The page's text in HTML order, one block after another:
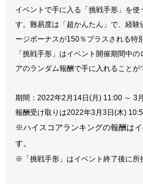
イベントで手に入る「挑戦手形」を
す。難易度は「超かんたん」で、経
ージボーナスが150％プラスされる特
「挑戦手形」はイベント開催期間中
アのランダム報酬で手に入れることが
期間：2022年2月14日(月) 11:00 ～ 3
報酬受け取りは2022年3月3日(木)
※ハイスコアランキングの報酬は
す。
※「挑戦手形」はイベント終了後に所